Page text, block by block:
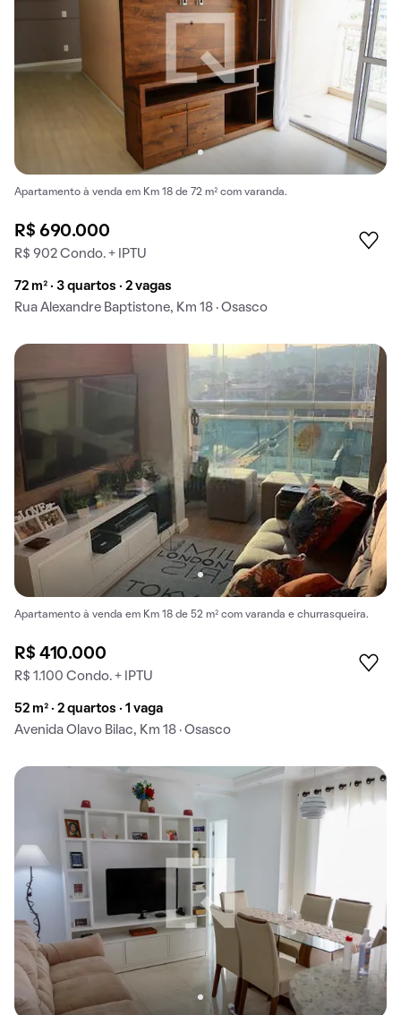
Apartamento à venda em Km 18 de 72 m² com varanda.
R$ 690.000
R$ 902 Condo. + IPTU
72 m² · 3 quartos · 2 vagas
Rua Alexandre Baptistone, Km 18 · Osasco
Apartamento à venda em Km 18 de 52 m² com varanda e churrasqueira.
R$ 410.000
R$ 1.100 Condo. + IPTU
52 m² · 2 quartos · 1 vaga
Avenida Olavo Bilac, Km 18 · Osasco